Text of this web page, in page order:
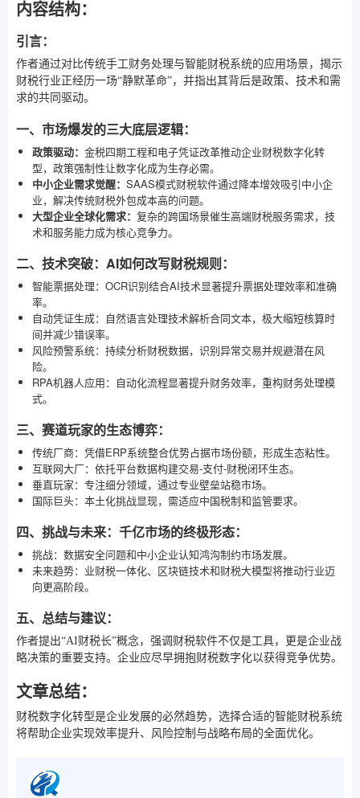
内容结构：
引言：
作者通过对比传统手工财务处理与智能财税系统的应用场景，揭示
财税行业正经历一场“静默革命”，并指出其背后是政策、技术和需
求的共同驱动。
一、市场爆发的三大底层逻辑：
政策驱动： 金税四期工程和电子凭证改革推动企业财税数字化转
型，政策强制性让数字化成为生存必需。
中小企业需求觉醒： SAAS模式财税软件通过降本增效吸引中小企
业，解决传统财税外包成本高的问题。
大型企业全球化需求： 复杂的跨国场景催生高端财税服务需求，技
术和服务能力成为核心竞争力。
二、技术突破：AI如何改写财税规则：
智能票据处理：OCR识别结合AI技术显著提升票据处理效率和准确
率。
自动凭证生成：自然语言处理技术解析合同文本，极大缩短核算时
间并减少错误率。
风险预警系统：持续分析财税数据，识别异常交易并规避潜在风
险。
RPA机器人应用：自动化流程显著提升财务效率，重构财务处理模
式。
三、赛道玩家的生态博弈：
传统厂商：凭借ERP系统整合优势占据市场份额，形成生态粘性。
互联网大厂：依托平台数据构建交易-支付-财税闭环生态。
垂直玩家：专注细分领域，通过专业壁垒站稳市场。
国际巨头：本土化挑战显现，需适应中国税制和监管要求。
四、挑战与未来：千亿市场的终极形态：
挑战：数据安全问题和中小企业认知鸿沟制约市场发展。
未来趋势：业财税一体化、区块链技术和财税大模型将推动行业迈
向更高阶段。
五、总结与建议：
作者提出“AI财税长”概念，强调财税软件不仅是工具，更是企业战
略决策的重要支持。企业应尽早拥抱财税数字化以获得竞争优势。
文章总结：
财税数字化转型是企业发展的必然趋势，选择合适的智能财税系统
将帮助企业实现效率提升、风险控制与战略布局的全面优化。